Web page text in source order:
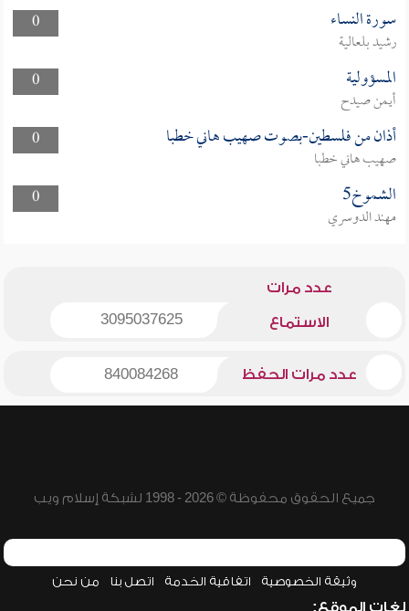
0
سورة النساء
رشيد بلعالية
0
المسؤولية
أيمن صيدح
0
أذان من فلسطين-بصوت صهيب هاني خطبا
صهيب هاني خطبا
0
الشموخ5
مهند الدوسري
عدد مرات
الاستماع 3095037625
عدد مرات الحفظ 840084268
جميع الحقوق محفوظة © 2026 - 1998 لشبكة إسلام ويب
وثيقة الخصوصية اتفاقية الخدمة اتصل بنا من نحن
لغات الموقع: